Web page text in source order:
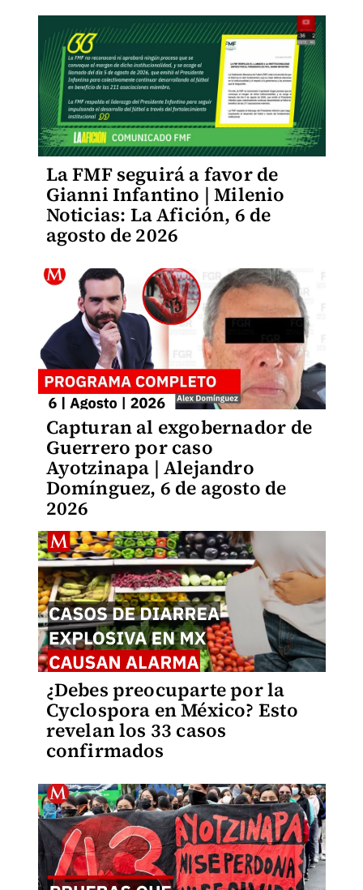
La FMF seguirá a favor de
Gianni Infantino | Milenio
Noticias: La Afición, 6 de
agosto de 2026
Capturan al exgobernador de
Guerrero por caso
Ayotzinapa | Alejandro
Domínguez, 6 de agosto de
2026
¿Debes preocuparte por la
Cyclospora en México? Esto
revelan los 33 casos
confirmados